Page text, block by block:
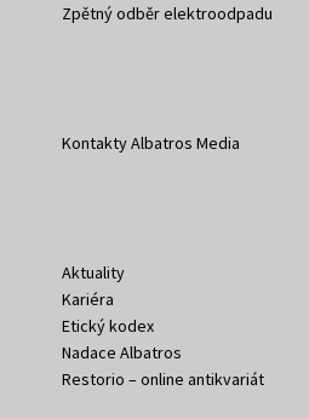
Zpětný odběr elektroodpadu
Kontakty Albatros Media
Aktuality
Kariéra
Etický kodex
Nadace Albatros
Restorio – online antikvariát